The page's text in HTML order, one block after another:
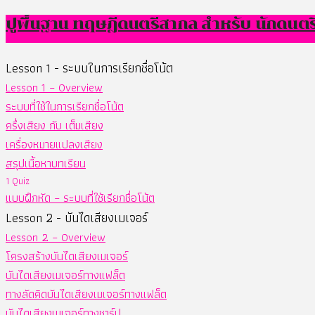
ปูพื้นฐาน ทฤษฎีดนตรีสากล สำหรับ นักดนต
Lesson 1 - ระบบในการเรียกชื่อโน้ต
Lesson 1 – Overview
ระบบที่ใช้ในการเรียกชื่อโน้ต
ครึ่งเสียง กับ เต็มเสียง
เครื่องหมายแปลงเสียง
สรุปเนื้อหาบทเรียน
1 Quiz
แบบฝึกหัด – ระบบที่ใช้เรียกชื่อโน้ต
Lesson 2 - บันไดเสียงเมเจอร์
Lesson 2 – Overview
โครงสร้างบันไดเสียงเมเจอร์
บันไดเสียงเมเจอร์ทางแฟล็ต
ทางลัดคิดบันไดเสียงเมเจอร์ทางแฟล็ต